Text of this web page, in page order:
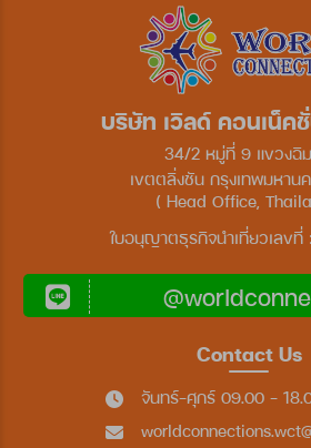
บริษัท เวิลด์ คอนเน็ค
34/2 หมู่ที่ 9 แขวงฉิ
เขตตลิ่งชัน กรุงเทพมหาน
( Head Office,
ใบอนุญาตธุรกิจนำเที่ยวเลขที่
Contact Us
จันทร์-ศุกร์ 09.00 -